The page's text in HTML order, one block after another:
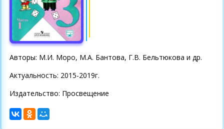
Авторы: М.И. Моро, М.А. Бантова, Г.В. Бельтюкова и др.
Актуальность: 2015-2019г.
Издательство: Просвещение